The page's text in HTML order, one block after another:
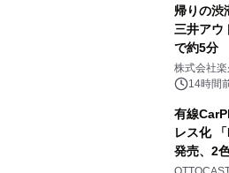
帰りの渋
三井アウ
で約5分
メニュー
株式会社楽
14時間
有線
レス化
発売、2